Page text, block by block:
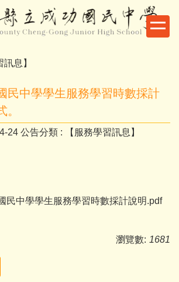
訊息】
民中學學生服務學習時數採計
24 公告分類 :
【服務學習訊息】
民中學學生服務學習時數採計說明.pdf
瀏覽數: 1681